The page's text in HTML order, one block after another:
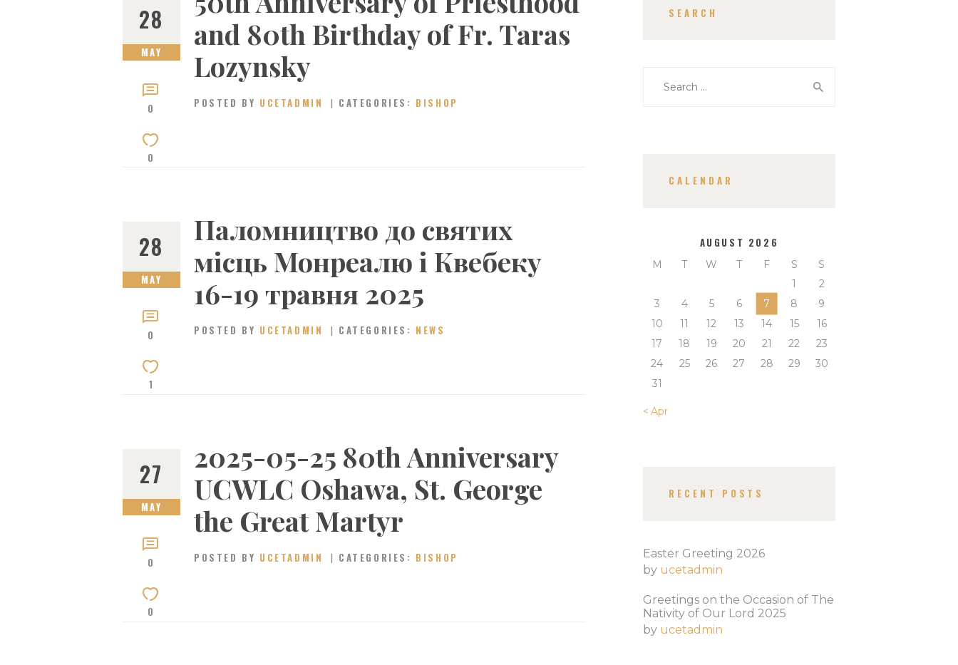
28
MAY
0
0
and 80th Birthday of Fr. Taras
Lozynsky
POSTED BY UCETADMIN CATEGORIES: BISHOP
28
MAY
0
1
Паломництво до святих
місць Монреалю і Квебеку
16-19 травня 2025
POSTED BY UCETADMIN CATEGORIES: NEWS
27
MAY
0
0
2025-05-25 80th Anniversary
UCWLC Oshawa, St. George
the Great Martyr
POSTED BY UCETADMIN CATEGORIES: BISHOP
SEARCH
CALENDAR
AUGUST 2026
M T W T F S
S
1
2
3
4 5 6 7 8
9
10
11 12 13 14 15
16
17
18 19 20 21 22
23
24
25 26 27 28 29
30
31
« Apr
RECENT POSTS
Easter Greeting 2026
by ucetadmin
Greetings on the Occasion of The
Nativity of Our Lord 2025​
by ucetadmin